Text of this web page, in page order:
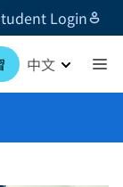
Login
中文